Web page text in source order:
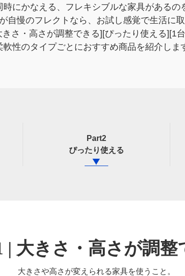
にかなえる、フレキシブルな家具があるの
自慢のフレクトなら、お試し感覚で生活に取
きさ・高さが調整できる][ぴったり使える][1
軟性のタイプごとにおすすめ商品を紹介しま
Part2
ぴったり使える
| 大きさ・高さが調整
大きさや高さが変えられる家具を使うこと。